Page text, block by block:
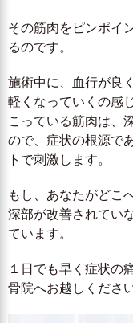
その筋肉をピンポイ
るのです。
施術中に、血行が良
軽くなっていくの感
こっている筋肉は、
ので、症状の根源で
トで刺激します。
もし、あなたがどこ
深部が改善されてい
ています。
１日でも早く症状の
骨院へお越しください